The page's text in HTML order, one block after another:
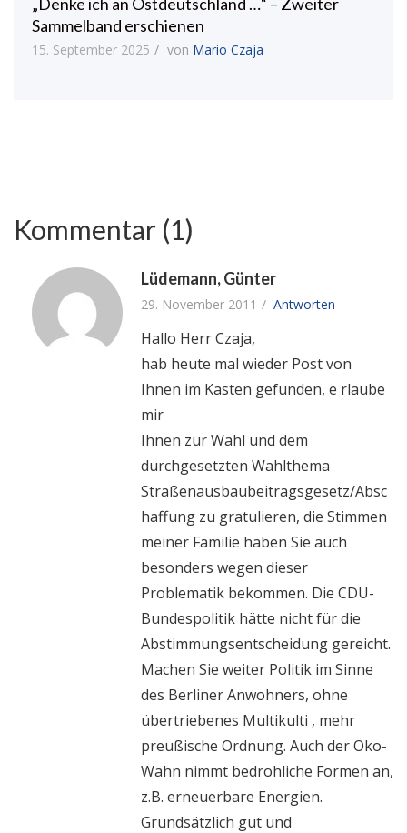
Sammelband erschienen
15. September 2025 von Mario Czaja
Kommentar (1)
Lüdemann, Günter
29. November 2011 Antworten
Hallo Herr Czaja,
hab heute mal wieder Post von
Ihnen im Kasten gefunden, e rlaube
mir
Ihnen zur Wahl und dem
durchgesetzten Wahlthema
Straßenausbaubeitragsgesetz/Absc
haffung zu gratulieren, die Stimmen
meiner Familie haben Sie auch
besonders wegen dieser
Problematik bekommen. Die CDU-
Bundespolitik hätte nicht für die
Abstimmungsentscheidung gereicht.
Machen Sie weiter Politik im Sinne
des Berliner Anwohners, ohne
übertriebenes Multikulti , mehr
preußische Ordnung. Auch der Öko-
Wahn nimmt bedrohliche Formen an,
z.B. erneuerbare Energien.
Grundsätzlich gut und